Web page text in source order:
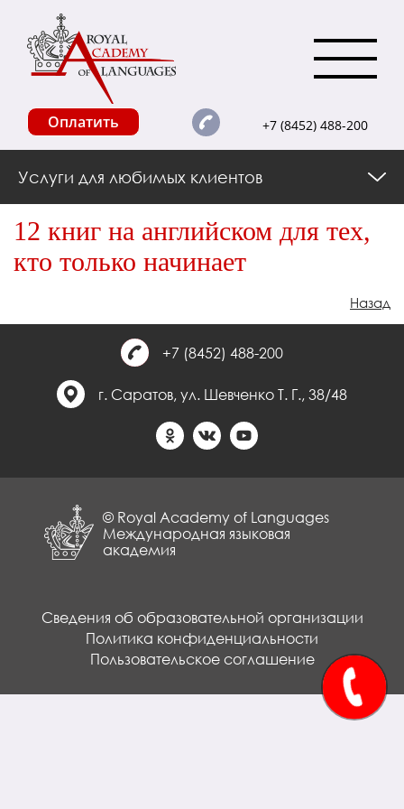
Оплатить +7 (8452) 488-200
Услуги для любимых клиентов
12 книг на английском для тех,
кто только начинает
Назад
+7 (8452) 488-200
г. Саратов, ул. Шевченко Т. Г., 38/48
© Royal Academy of Languages
Международная языковая
академия
Сведения об образовательной организации
Политика конфиденциальности
Пользовательское соглашение